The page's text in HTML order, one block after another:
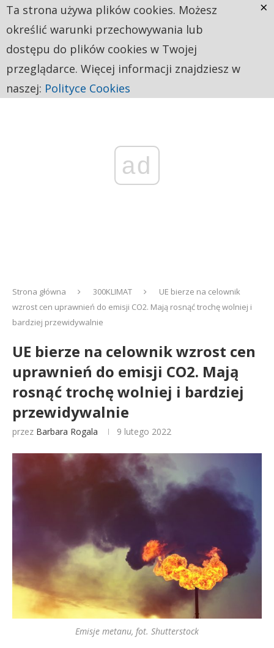
ad
Strona główna 300KLIMAT
UE bierze na celownik
wzrost cen uprawnień do emisji CO2. Mają rosnąć trochę wolniej i
bardziej przewidywalnie
UE bierze na celownik wzrost cen
uprawnień do emisji CO2. Mają
rosnąć trochę wolniej i bardziej
przewidywalnie
przez Barbara Rogala 9 lutego 2022
Emisje metanu, fot. Shutterstock
Ta strona używa plików cookies. Możesz
określić warunki przechowywania lub
dostępu do plików cookies w Twojej
przeglądarce. Więcej informacji znajdziesz w
naszej: Polityce Cookies
×